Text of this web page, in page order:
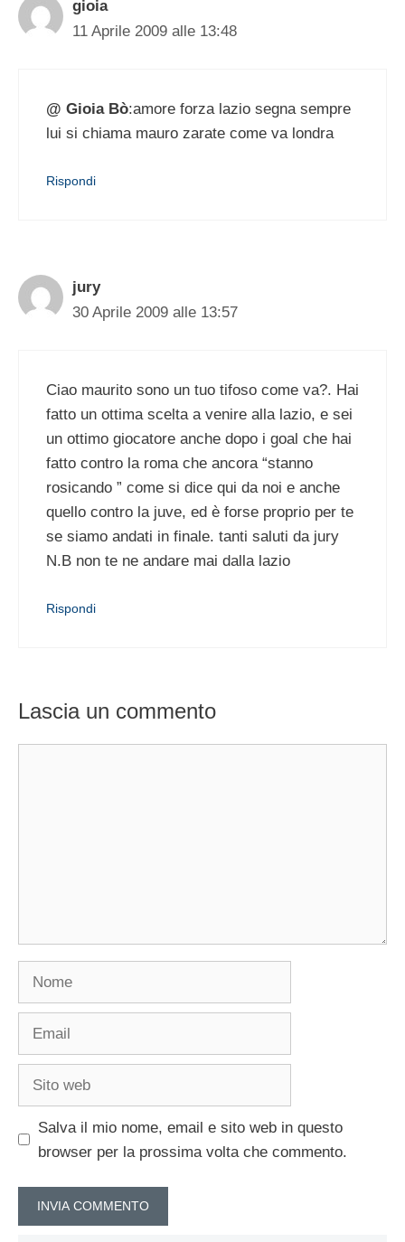
gioia
11 Aprile 2009 alle 13:48
@ Gioia Bò:amore forza lazio segna sempre
lui si chiama mauro zarate come va londra
Rispondi
jury
30 Aprile 2009 alle 13:57
Ciao maurito sono un tuo tifoso come va?. Hai
fatto un ottima scelta a venire alla lazio, e sei
un ottimo giocatore anche dopo i goal che hai
fatto contro la roma che ancora “stanno
rosicando ” come si dice qui da noi e anche
quello contro la juve, ed è forse proprio per te
se siamo andati in finale. tanti saluti da jury
N.B non te ne andare mai dalla lazio
Rispondi
Lascia un commento
Salva il mio nome, email e sito web in questo
browser per la prossima volta che commento.